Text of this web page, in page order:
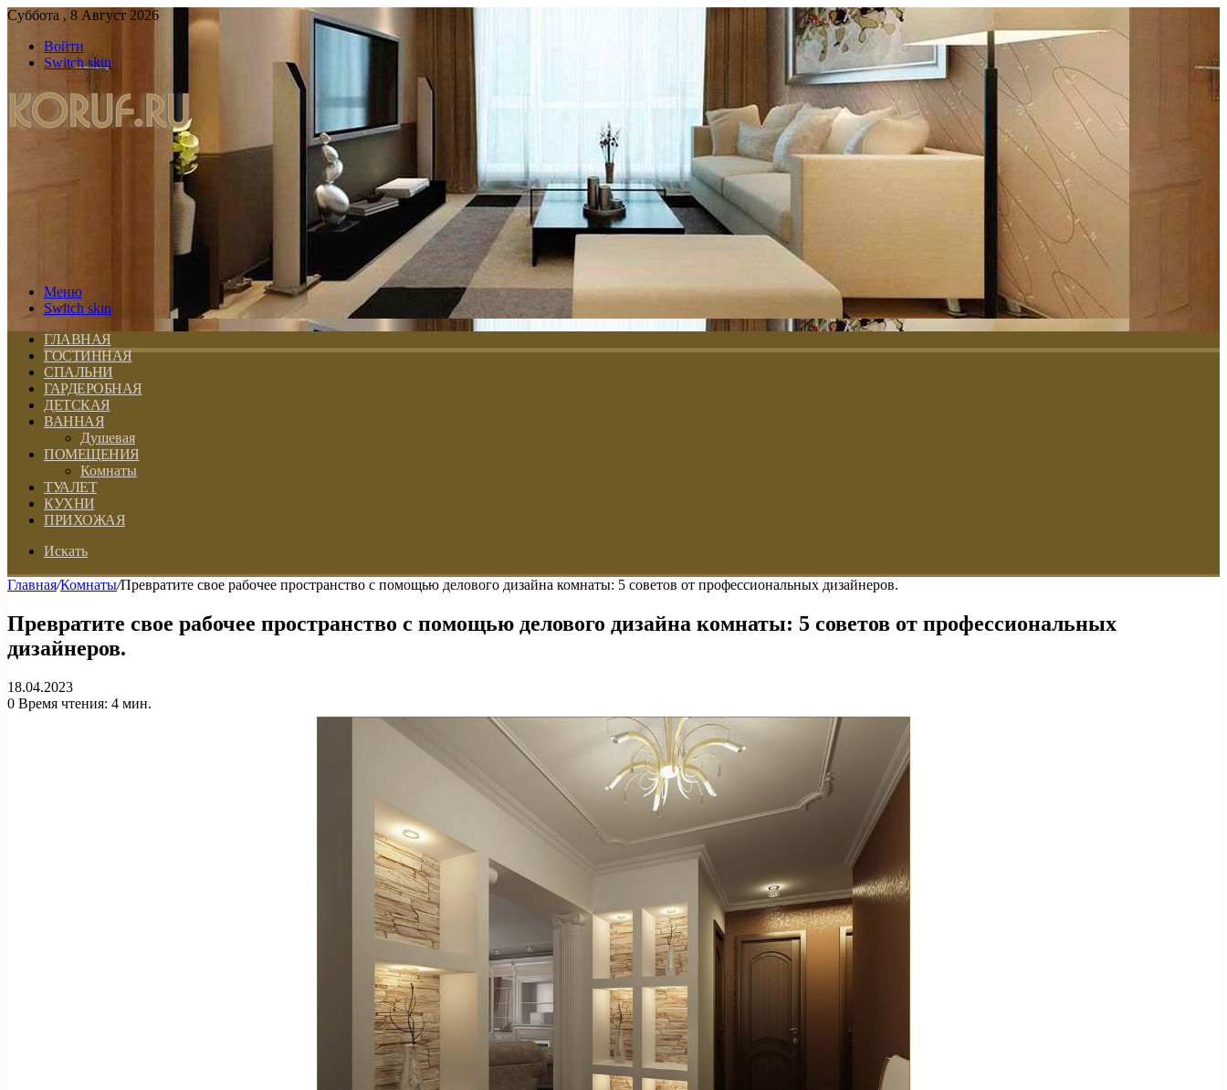
Суббота , 8 Август 2026
Войти
Switch skin
Меню
Switch skin
ГЛАВНАЯ
ГОСТИННАЯ
СПАЛЬНИ
ГАРДЕРОБНАЯ
ДЕТСКАЯ
ВАННАЯ
Душевая
ПОМЕЩЕНИЯ
Комнаты
ТУАЛЕТ
КУХНИ
ПРИХОЖАЯ
Искать
Главная/Комнаты/Превратите свое рабочее пространство с помощью делового дизайна комнаты: 5 советов от профессиональных дизайнеров.
Превратите свое рабочее пространство с помощью делового дизайна комнаты: 5 советов от профессиональных
дизайнеров.
18.04.2023
0 Время чтения: 4 мин.